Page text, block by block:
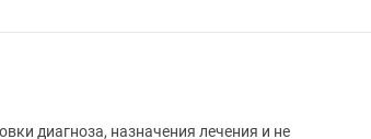
диагноза, назначения лечения и не